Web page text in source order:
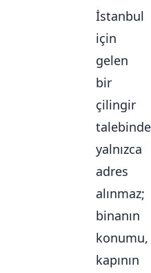
İstanbul
için
gelen
bir
çilingir
talebinde
yalnızca
adres
alınmaz;
binanın
konumu,
kapının